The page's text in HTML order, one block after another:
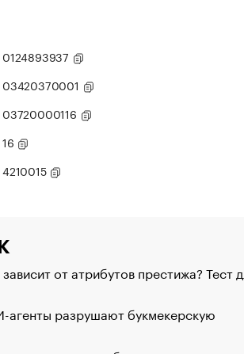
0124893937
03420370001
03720000116
16
4210015
от атрибутов престижа? Тест
агенты разрушают букмекерскую